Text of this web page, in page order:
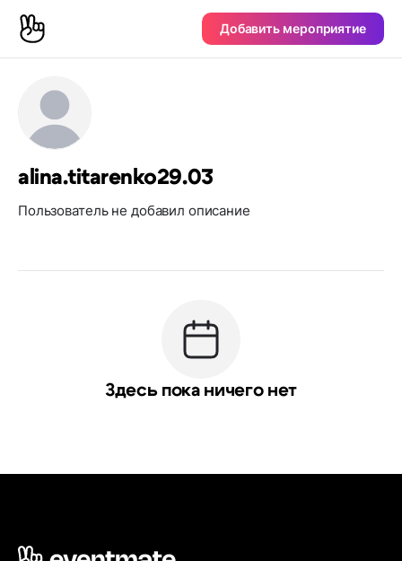
Добавить мероприятие
alina.titarenko29.03
Пользователь не добавил описание
Здесь пока ничего нет